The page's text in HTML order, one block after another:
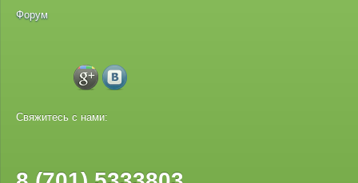
Форум
Свяжитесь с нами: